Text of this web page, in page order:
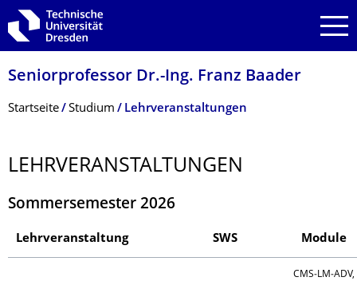
Zur Hauptnavigation springen
Zur Suche springen
Zum Inhalt springen
Seniorprofessor Dr.-Ing. Franz Baader
Breadcrumb-Menü
Startseite Studium Lehrveranstaltungen
LEHRVERANSTAL­TUNGEN
Sommersemester 2026
Lehrveranstaltung SWS Module
CMS‑LM‑ADV,